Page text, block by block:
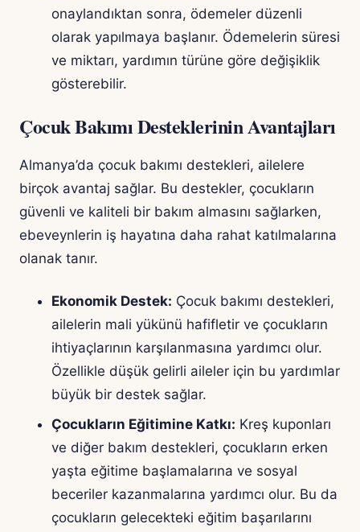
onaylandıktan sonra, ödemeler düzenli
olarak yapılmaya başlanır. Ödemelerin süresi
ve miktarı, yardımın türüne göre değişiklik
gösterebilir.
Çocuk Bakımı Desteklerinin Avantajları
Almanya’da çocuk bakımı destekleri, ailelere
birçok avantaj sağlar. Bu destekler, çocukların
güvenli ve kaliteli bir bakım almasını sağlarken,
ebeveynlerin iş hayatına daha rahat katılmalarına
olanak tanır.
Ekonomik Destek: Çocuk bakımı destekleri,
ailelerin mali yükünü hafifletir ve çocukların
ihtiyaçlarının karşılanmasına yardımcı olur.
Özellikle düşük gelirli aileler için bu yardımlar
büyük bir destek sağlar.
Çocukların Eğitimine Katkı: Kreş kuponları
ve diğer bakım destekleri, çocukların erken
yaşta eğitime başlamalarına ve sosyal
beceriler kazanmalarına yardımcı olur. Bu da
çocukların gelecekteki eğitim başarılarını